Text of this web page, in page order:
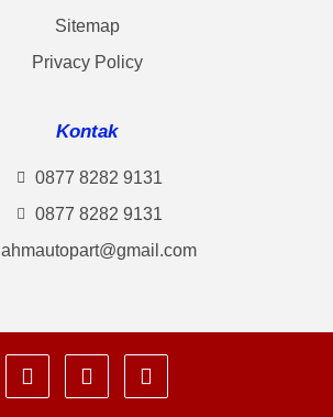
Sitemap
Privacy Policy
Kontak
0877 8282 9131
0877 8282 9131
ahmautopart@gmail.com